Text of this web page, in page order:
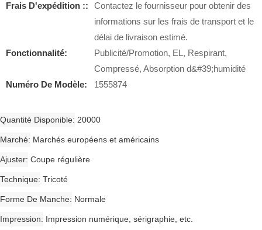
Frais D'expédition ::
Contactez le fournisseur pour obtenir des
informations sur les frais de transport et le
délai de livraison estimé.
Fonctionnalité:
Publicité/Promotion, EL, Respirant,
Compressé, Absorption d&#39;humidité
Numéro De Modèle:
1555874
Quantité Disponible 20000
Marché Marchés européens et américains
Ajuster Coupe régulière
Technique Tricoté
Forme De Manche Normale
Impression Impression numérique, sérigraphie, etc.